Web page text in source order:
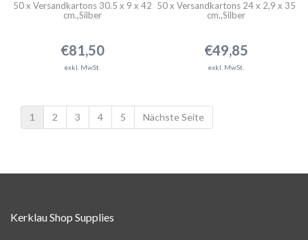
50 x Versandkartons 30.5 x 9 x 42
cm.,Silber
€81,50
exkl. MwSt.
50 x Versandkartons 24 x 2,9 x 35
cm.,Silber
€49,85
exkl. MwSt.
1 2 3 4 5 Nächste Seite
Kerklau Shop Supplies